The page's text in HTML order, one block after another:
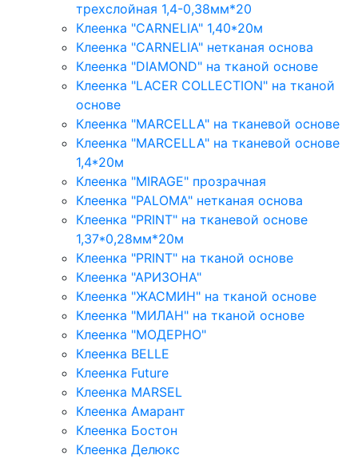
трехслойная 1,4-0,38мм*20
Клеенка "CARNELIA" 1,40*20м
Клеенка "CARNELIA" нетканая основа
Клеенка "DIAMOND" на тканой основе
Клеенка "LACER COLLECTION" на тканой
основе
Клеенка "MARCELLA" на тканевой основе
Клеенка "MARCELLA" на тканевой основе
1,4*20м
Клеенка "MIRAGE" прозрачная
Клеенка "PALOMA" нетканая основа
Клеенка "PRINT" на тканевой основе
1,37*0,28мм*20м
Клеенка "PRINT" на тканой основе
Клеенка "АРИЗОНА"
Клеенка "ЖАСМИН" на тканой основе
Клеенка "МИЛАН" на тканой основе
Клеенка "МОДЕРНО"
Клеенка BELLE
Клеенка Future
Клеенка MARSEL
Клеенка Амарант
Клеенка Бостон
Клеенка Делюкс